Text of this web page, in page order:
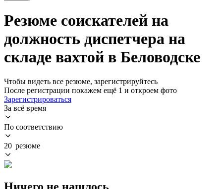
Резюме соискателей на
должность диспетчера на
складе вахтой в Беловодске
Чтобы видеть все резюме, зарегистрируйтесь
После регистрации покажем ещё 1 и откроем фото
Зарегистрироваться
За всё время
По соответствию
20 резюме
Ничего не нашлось